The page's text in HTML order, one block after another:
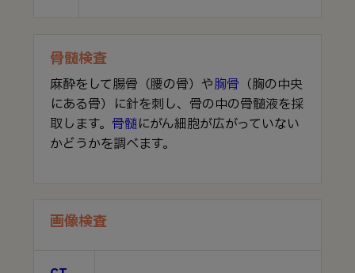
骨髄検査
麻酔をして腸骨（腰の骨）や胸骨 （胸の中央
にある骨）に針を刺し、骨の中の骨髄液を採
取します。 骨髄にがん細胞が広がっていない
かどうかを調べます。
画像検査